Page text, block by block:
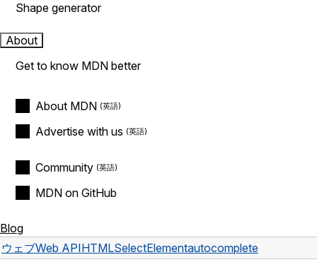
Shape generator
About
Get to know MDN better
About MDN
Advertise with us
Community
MDN on GitHub
Blog
ウェブWeb APIHTMLSelectElementautocomplete